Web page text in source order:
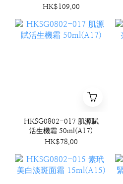
HK$109.00
HKSG0802-017 肌源賦
活生機霜 50ml(A17)
HK$78.00